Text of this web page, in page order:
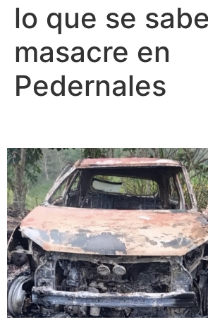
lo que se
masacre en
Pedernales